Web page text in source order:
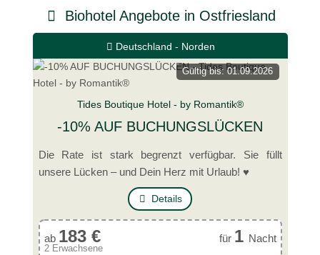
Biohotel Angebote in Ostfriesland
Deutschland - Norden
Gültig bis: 01.09.2026
Tides Boutique Hotel - by Romantik®
-10% AUF BUCHUNGSLÜCKEN
Die Rate ist stark begrenzt verfügbar. Sie füllt
unsere Lücken – und Dein Herz mit Urlaub! ♥
Details
ab 183 € für 1 Nacht
2 Erwachsene